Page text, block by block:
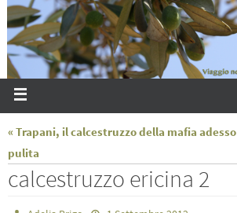
« Trapani, il calcestruzzo della mafia
pulita
calcestruzzo ericina 2